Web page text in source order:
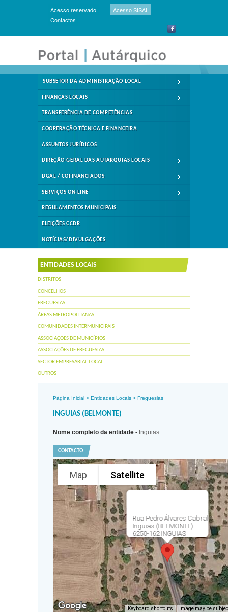
Acesso reservado
Acesso SISAL
Contactos
SUBSETOR DA ADMINISTRAÇÃO LOCAL
FINANÇAS LOCAIS
TRANSFERÊNCIA DE COMPETÊNCIAS
COOPERAÇÃO TÉCNICA E FINANCEIRA
ASSUNTOS JURÍDICOS
DIREÇÃO-GERAL DAS AUTARQUIAS LOCAIS
DGAL / COFINANCIADOS
SERVIÇOS ON-LINE
REGULAMENTOS MUNICIPAIS
ELEIÇÕES CCDR
NOTÍCIAS/DIVULGAÇÕES
ENTIDADES LOCAIS
DISTRITOS
CONCELHOS
FREGUESIAS
ÁREAS METROPOLITANAS
COMUNIDADES INTERMUNICIPAIS
ASSOCIAÇÕES DE MUNICÍPIOS
ASSOCIAÇÕES DE FREGUESIAS
SECTOR EMPRESARIAL LOCAL
OUTROS
Página Inicial > Entidades Locais > Freguesias
INGUIAS (BELMONTE)
Nome completo da entidade - Inguias
CONTACTO
Rua Pedro Álvares Cabral
Inguias (BELMONTE)
6250-162 INGUIAS
Map Satellite
Keyboard shortcuts Image may be